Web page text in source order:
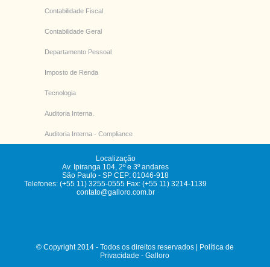
Contabilidade Fiscal
Contabilidade Geral
Departamento Pessoal
Imposto de Renda
Tecnologia
Auditoria Interna.
Auditoria Interna - Compliance
Localização
Av. Ipiranga 104, 2º e 3º andares
São Paulo -SP CEP: 01046-918
Telefones: (+55 11) 3255-0555 Fax: (+55 11) 3214-1139
contato@galloro.com.br
© Copyright 2014 - Todos os direitos reservados |
Política de
Privacidade-Galloro